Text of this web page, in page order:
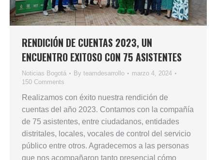
RENDICIÓN DE CUENTAS 2023, UN
ENCUENTRO EXITOSO CON 75 ASISTENTES
Noticias Bogotá By teamdesarrollo
marzo 4, 2024
150 Comments
Realizamos con éxito nuestra rendición de
cuentas del año 2023. Contamos con la compañía
de 75 asistentes, entre ciudadanos, entidades
distritales, locales, vocales de control del servicio
público entre otros. Agradecemos a las personas
que nos acompañaron tanto presencial cómo